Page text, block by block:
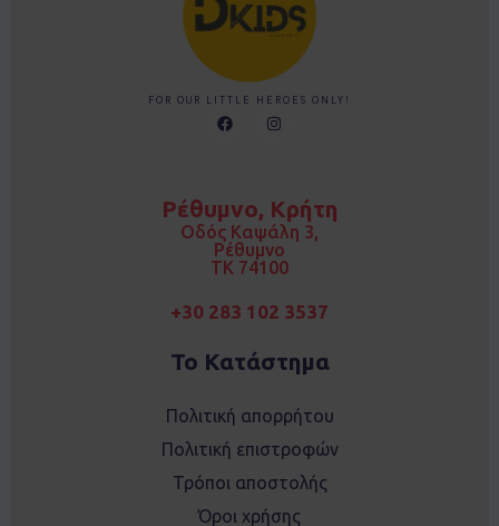
FOR OUR LITTLE HEROES ONLY!
F
a
o
k
I
n
r
a
m
Ρέθυμνο, Κρήτη
Οδός Καψάλη 3,
Ρέθυμνο
TK 74100
+30 283 102 3537
Το Κατάστημα
Πολιτική απορρήτου
Πολιτική επιστροφών
Τρόποι αποστολής
Όροι χρήσης